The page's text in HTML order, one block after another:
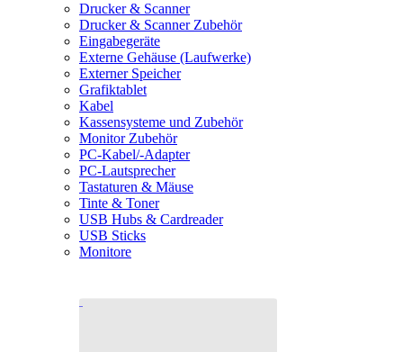
Drucker & Scanner
Drucker & Scanner Zubehör
Eingabegeräte
Externe Gehäuse (Laufwerke)
Externer Speicher
Grafiktablet
Kabel
Kassensysteme und Zubehör
Monitor Zubehör
PC-Kabel/-Adapter
PC-Lautsprecher
Tastaturen & Mäuse
Tinte & Toner
USB Hubs & Cardreader
USB Sticks
Monitore